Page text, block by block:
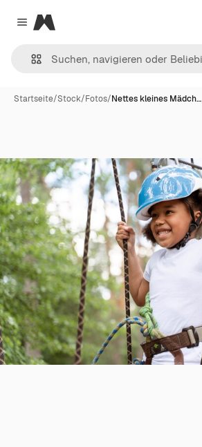
Close menu
Magnific
Startseite/Stock/Fotos/Nettes kleines Mädch…